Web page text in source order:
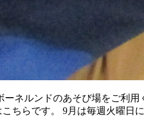
ネルンドのあそび場をご利
ちらです。 9月は毎週火曜